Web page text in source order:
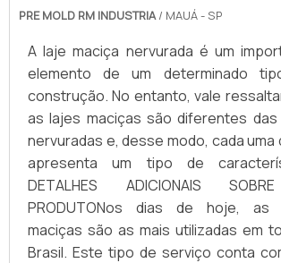
PRE MOLD RM INDUSTRIA / MAUÁ - SP
A laje maciça nervurada é um
elemento de um determinado
construção. No entanto, vale
as lajes maciças são diferentes das
nervuradas e, desse modo, cada uma
apresenta um tipo de
DETALHES ADICIONAIS
PRODUTONos dias de hoje, as
maciças são as mais utilizadas em
Brasil. Este tipo de serviço conta